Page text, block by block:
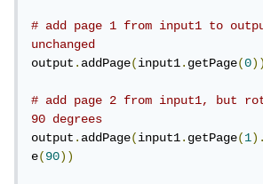
# add page 1 from input1 to
unchanged
output.addPage(input1.getPage(0))
# add page 2 from input1, but
90 degrees
output.addPage(input1.getPage(1
e(90))